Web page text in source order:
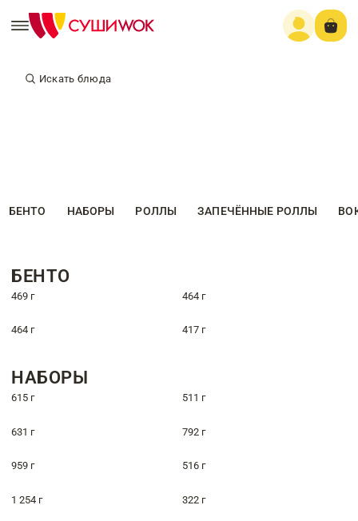
Искать блюда
БЕНТО НАБОРЫ РОЛЛЫ ЗАПЕЧЁННЫЕ РОЛЛЫ
БЕНТО
469 г 464 г
464 г 417 г
НАБОРЫ
615 г 511 г
631 г 792 г
959 г 516 г
1 254 г 322 г